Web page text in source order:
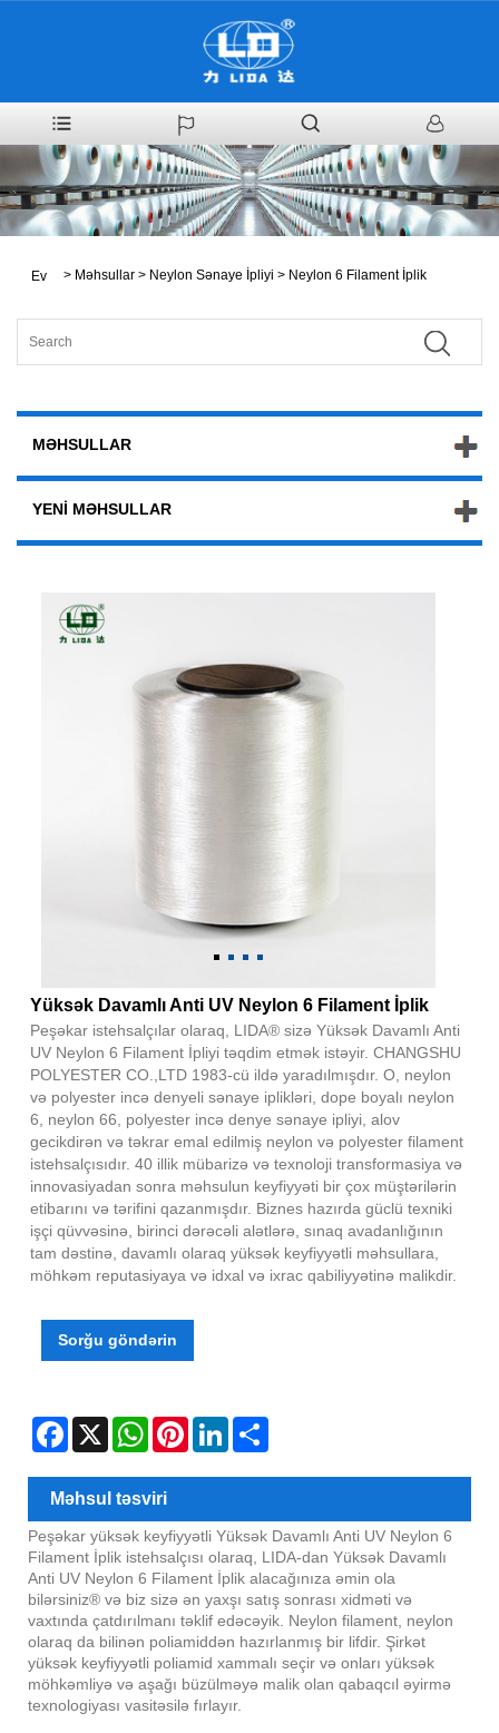
Ev > Məhsullar > Neylon Sənaye İpliyi > Neylon 6 Filament İplik
MƏHSULLAR
YENI MƏHSULLAR
Yüksək Davamlı Anti UV Neylon 6 Filament İplik
Peşəkar istehsalçılar olaraq, LIDA® sizə Yüksək Davamlı Anti
UV Neylon 6 Filament İpliyi təqdim etmək istəyir. CHANGSHU
POLYESTER CO.,LTD 1983-cü ildə yaradılmışdır. O, neylon
və polyester incə denyeli sənaye iplikləri, dope boyalı neylon
6, neylon 66, polyester incə denye sənaye ipliyi, alov
gecikdirən və təkrar emal edilmiş neylon və polyester filament
istehsalçısıdır. 40 illik mübarizə və texnoloji transformasiya və
innovasiyadan sonra məhsulun keyfiyyəti bir çox müştərilərin
etibarını və tərifini qazanmışdır. Biznes hazırda güclü texniki
işçi qüvvəsinə, birinci dərəcəli alətlərə, sınaq avadanlığının
tam dəstinə, davamlı olaraq yüksək keyfiyyətli məhsullara,
möhkəm reputasiyaya və idxal və ixrac qabiliyyətinə malikdir.
Sorğu göndərin
Facebook
X WhatsAppPinterestLinkedIn
Məhsul təsviri
Peşəkar yüksək keyfiyyətli Yüksək Davamlı Anti UV Neylon 6
Filament İplik istehsalçısı olaraq, LIDA-dan Yüksək Davamlı
Anti UV Neylon 6 Filament İplik alacağınıza əmin ola
bilərsiniz® və biz sizə ən yaxşı satış sonrası xidməti və
vaxtında çatdırılmanı təklif edəcəyik. Neylon filament, neylon
olaraq da bilinən poliamiddən hazırlanmış bir lifdir. Şirkət
yüksək keyfiyyətli poliamid xammalı seçir və onları yüksək
möhkəmliyə və aşağı büzülməyə malik olan qabaqcıl əyirmə
texnologiyası vasitəsilə fırlayır.